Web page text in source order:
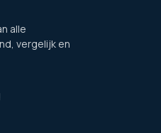
alle
vergelijk en